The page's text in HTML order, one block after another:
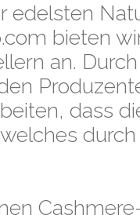
edelsten
bieten
an.
dass